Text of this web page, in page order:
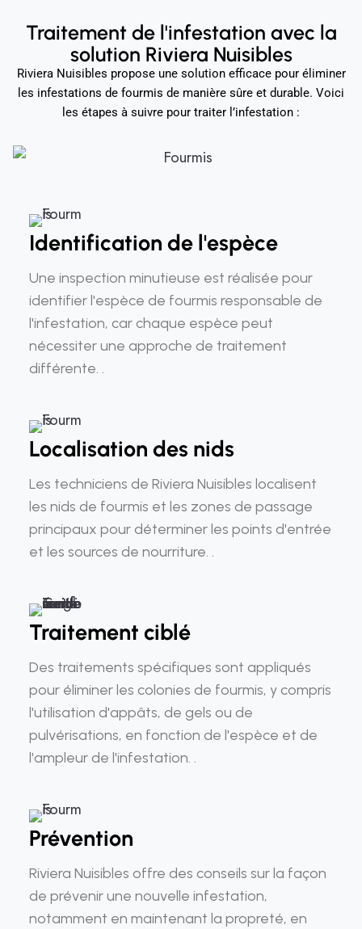
Traitement de l'infestation avec la
solution Riviera Nuisibles
Riviera Nuisibles propose une solution efficace pour éliminer
les infestations de fourmis de manière sûre et durable. Voici
les étapes à suivre pour traiter l’infestation :
Identification de l'espèce
Une inspection minutieuse est réalisée pour
identifier l'espèce de fourmis responsable de
l'infestation, car chaque espèce peut
nécessiter une approche de traitement
différente. .
Localisation des nids
Les techniciens de Riviera Nuisibles localisent
les nids de fourmis et les zones de passage
principaux pour déterminer les points d'entrée
et les sources de nourriture. .
Traitement ciblé
Des traitements spécifiques sont appliqués
pour éliminer les colonies de fourmis, y compris
l'utilisation d'appâts, de gels ou de
pulvérisations, en fonction de l'espèce et de
l'ampleur de l'infestation. .
Prévention
Riviera Nuisibles offre des conseils sur la façon
de prévenir une nouvelle infestation,
notamment en maintenant la propreté, en